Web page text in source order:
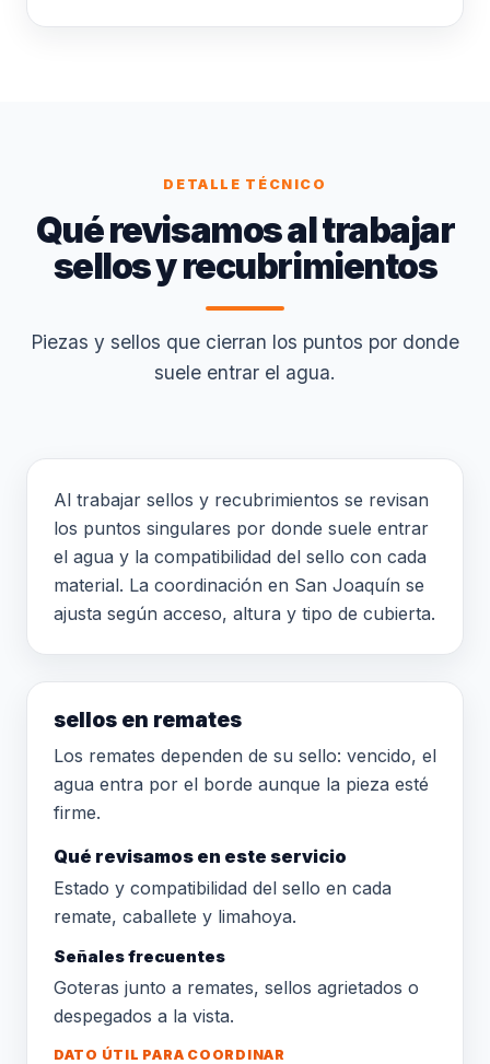
DETALLE TÉCNICO
Qué revisamos al trabajar
sellos y recubrimientos
Piezas y sellos que cierran los puntos por donde
suele entrar el agua.
Al trabajar sellos y recubrimientos se revisan
los puntos singulares por donde suele entrar
el agua y la compatibilidad del sello con cada
material. La coordinación en San Joaquín se
ajusta según acceso, altura y tipo de cubierta.
sellos en remates
Los remates dependen de su sello: vencido, el
agua entra por el borde aunque la pieza esté
firme.
Qué revisamos en este servicio
Estado y compatibilidad del sello en cada
remate, caballete y limahoya.
Señales frecuentes
Goteras junto a remates, sellos agrietados o
despegados a la vista.
DATO ÚTIL PARA COORDINAR